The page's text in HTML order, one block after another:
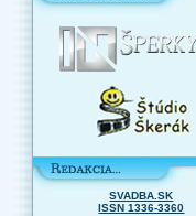
SVADBA.SK
ISSN 1336-3360